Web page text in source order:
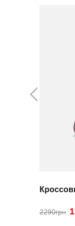
2290грн